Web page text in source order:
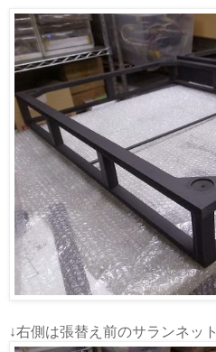
↓右側は張替え前のサランネット